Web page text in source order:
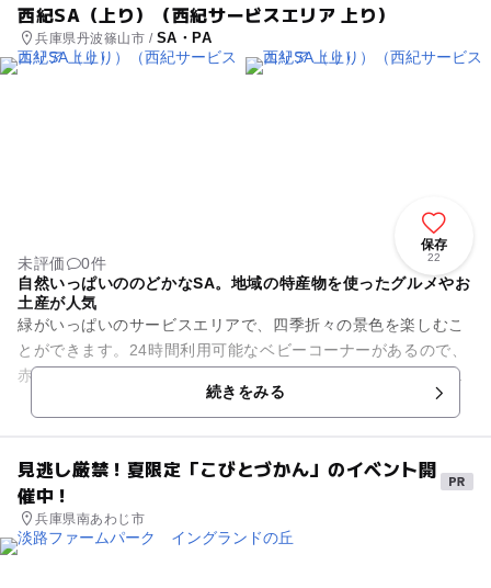
西紀SA（上り）（西紀サービスエリア 上り）
兵庫県丹波篠山市 / SA・PA
保存
22
未評価
0件
自然いっぱいののどかなSA。地域の特産物を使ったグルメやお
土産が人気
緑がいっぱいのサービスエリアで、四季折々の景色を楽しむこ
とができます。24時間利用可能なベビーコーナーがあるので、
赤ちゃんや小さい子連れのファミリーが立ち寄るのにも便利。
続きをみる
見逃し厳禁！夏限定「こびとづかん」のイベント開
催中！
兵庫県南あわじ市